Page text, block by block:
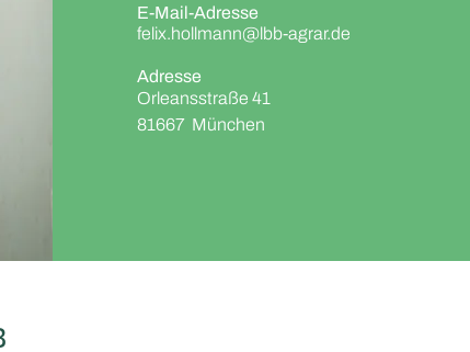
E-Mail-Adresse
felix.hollmann@lbb-agrar.de
Adresse
Orleansstraße 41
81667 München